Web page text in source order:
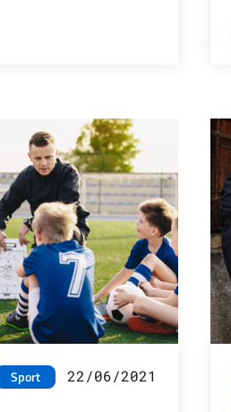
Sport 22/06/2021